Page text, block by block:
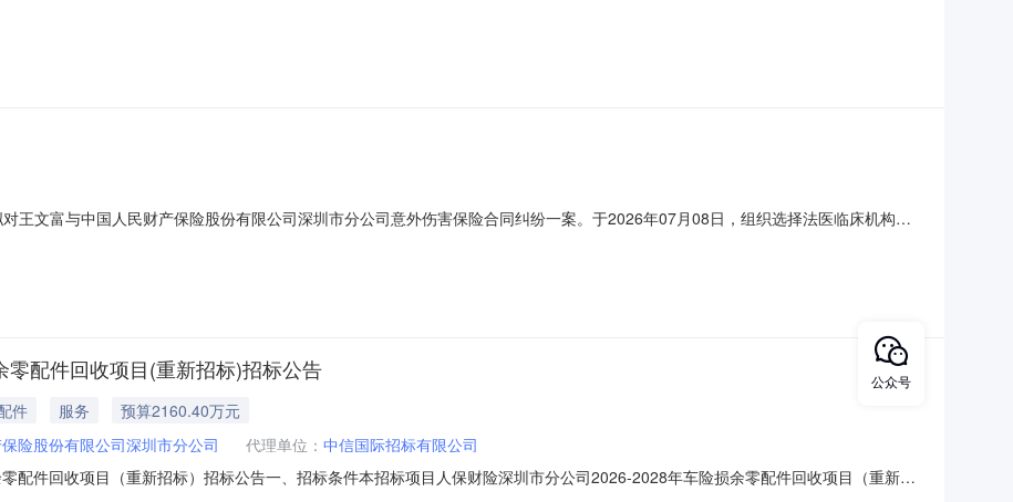
标代理机构”）进行公开招标，有意向且具有提供标的物能力的潜在投标人（以下简称“投标人”）可前来投标。二、项目概况与招标
王文富与中国人民财产保险股份有限公司深圳市分公司意外伤害保险合同纠纷一案。于2026年07月08日，组织选择法医临床机构。
配件回收项目(重新招标)招标公告
件 服务
预算2160.40万元
险股份有限公司深圳市分公司 代理单位： 中信国际招标有限公司
配件回收项目（重新招标）招标公告一、招标条件本招标项目人保财险深圳市分公司2026-2028年车险损余零配件回收项目（重新招
公众号